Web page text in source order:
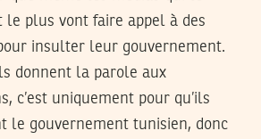
le plus vont faire appel à des
insulter leur gouvernement.
donnent la parole aux
c’est uniquement pour qu’ils
le gouvernement tunisien, donc